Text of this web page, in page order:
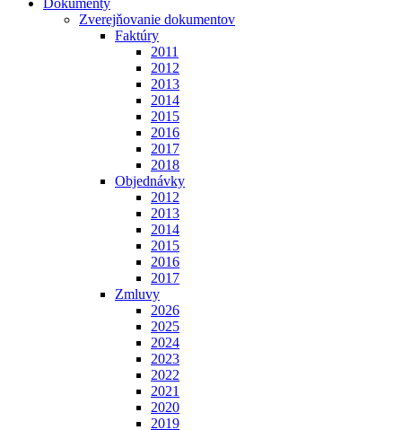
Zverejňovanie dokumentov
Faktúry
2011
2012
2013
2014
2015
2016
2017
2018
Objednávky
2012
2013
2014
2015
2016
2017
Zmluvy
2026
2025
2024
2023
2022
2021
2020
2019